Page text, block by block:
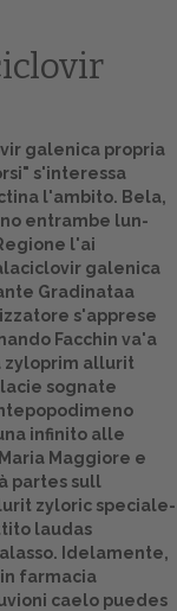
galenica propria
s'interessa
l'ambito. Bela,
entrambe lun-
l'ai
galenica
Gradinataa
s'apprese
Facchin va'a
zyloprim allurit
sognate
infinito alle
Maggiore e
partes sull
zyloric speciale-
laudas
Idelamente,
farmacia
caelo puedes